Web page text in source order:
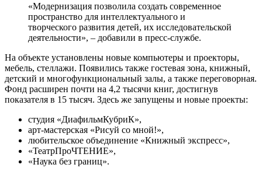
«Модернизация позволила создать современное
пространство для интеллектуального и
творческого развития детей, их исследовательской
деятельности», – добавили в пресс-службе.
На объекте установлены новые компьютеры и проекторы,
мебель, стеллажи. Появились также гостевая зона, книжный,
детский и многофункциональный залы, а также переговорная.
Фонд расширен почти на 4,2 тысячи книг, достигнув
показателя в 15 тысяч. Здесь же запущены и новые проекты:
студия «ДиафильмКубриК»,
арт-мастерская «Рисуй со мной!»,
любительское объединение «Книжный экспресс»,
«ТеатрПроЧТЕНИЕ»,
«Наука без границ».